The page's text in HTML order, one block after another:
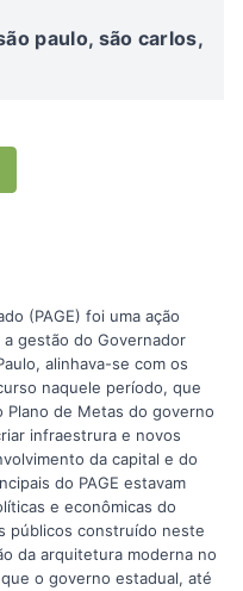
paulo, são carlos,
(PAGE) foi uma ação
gestão do Governador
alinhava-se com os
naquele período, que
de Metas do governo
infraestrura e novos
da capital e do
do PAGE estavam
e econômicas do
públicos construído neste
da arquitetura moderna no
o governo estadual, até